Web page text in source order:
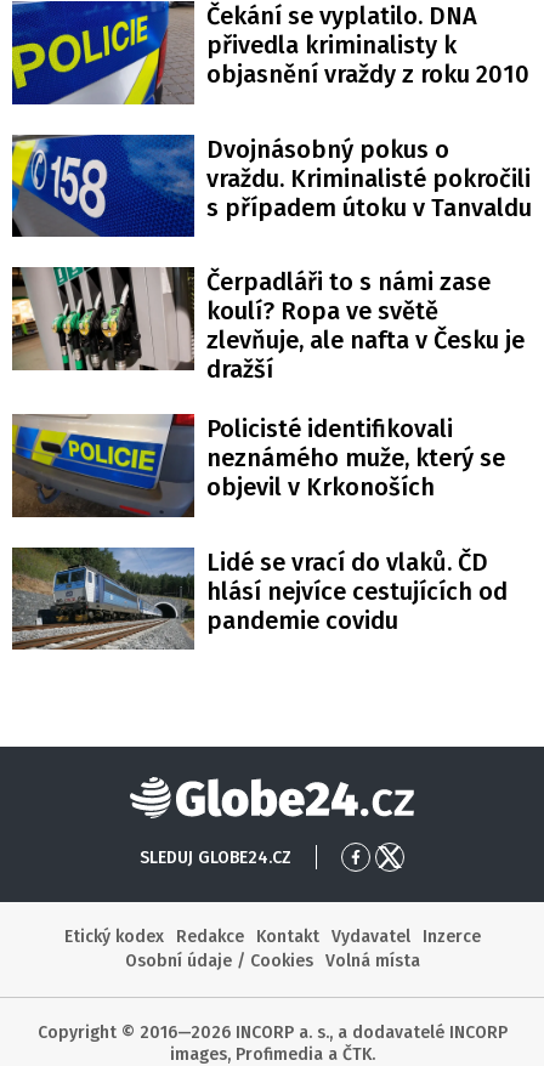
Čekání se vyplatilo. DNA
přivedla kriminalisty k
objasnění vraždy z roku 2010
Dvojnásobný pokus o
vraždu. Kriminalisté pokročili
s případem útoku v Tanvaldu
Čerpadláři to s námi zase
koulí? Ropa ve světě
zlevňuje, ale nafta v Česku je
dražší
Policisté identifikovali
neznámého muže, který se
objevil v Krkonoších
Lidé se vrací do vlaků. ČD
hlásí nejvíce cestujících od
pandemie covidu
Globe24
SLEDUJ GLOBE24.CZ
PřejítPřejít
Etický kodex
Redakce Kontakt Vydavatel
Inzerce
Osobní údaje / Cookies
Volná místa
Copyright © 2016—2026 INCORP a. s., a dodavatelé INCORP
images, Profimedia a ČTK.